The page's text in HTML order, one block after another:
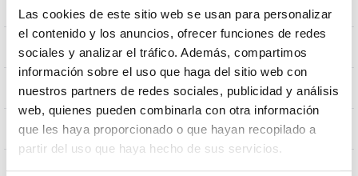
Las cookies de este sitio web se usan para personalizar
el contenido y los anuncios, ofrecer funciones de redes
sociales y analizar el tráfico. Además, compartimos
información sobre el uso que haga del sitio web con
nuestros partners de redes sociales, publicidad y análisis
web, quienes pueden combinarla con otra información
que les haya proporcionado o que hayan recopilado a
partir del uso que haya hecho de sus servicios.
Mounting
Wind Resistance 0,231m2
Weight 9Kg
Measures 620x295x145mm